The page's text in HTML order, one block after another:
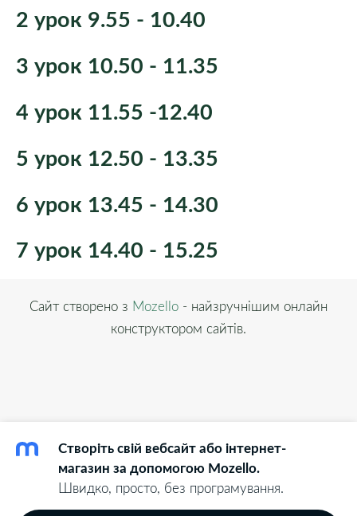
2 урок 9.55 - 10.40
3 урок 10.50 - 11.35
4 урок 11.55 -12.40
5 урок 12.50 - 13.35
6 урок 13.45 - 14.30
7 урок 14.40 - 15.25
Сайт створено з Mozello - найзручнішим онлайн
конструктором сайтів.
Створіть свій вебсайт або інтернет-
магазин за допомогою Mozello.
Швидко, просто, без програмування.